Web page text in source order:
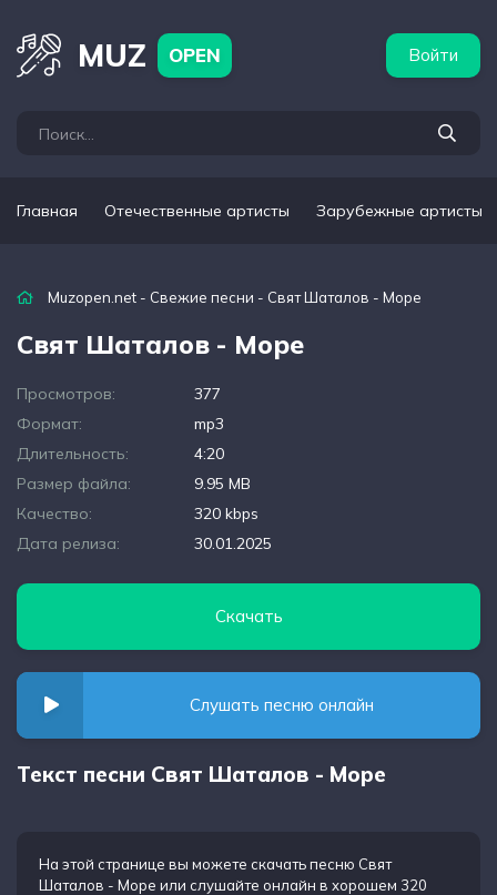
MUZ OPEN Войти
Главная Отечественные артисты Зарубежные артисты
Muzopen.net - Свежие песни - Свят Шаталов - Море
Свят Шаталов - Море
Просмотров:
377
Формат:
mp3
Длительность:
4:20
Размер файла:
9.95 MB
Качество:
320 kbps
Дата релиза:
30.01.2025
Скачать
Слушать песню онлайн
Текст песни Свят Шаталов - Море
На этой странице вы можете скачать песню Свят
Шаталов - Море или слушайте онлайн в хорошем 320
артисты Популярные подборки